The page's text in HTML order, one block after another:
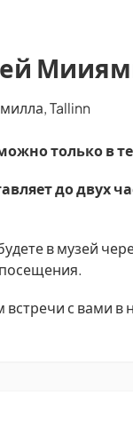
Tallinn
только в
до двух
в музей
с вами в